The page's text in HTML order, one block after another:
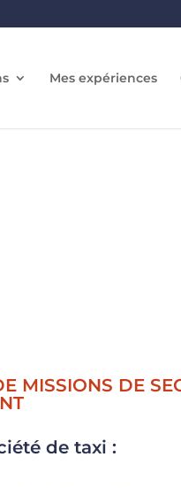
Mes expériences
MISSIONS DE
de taxi :